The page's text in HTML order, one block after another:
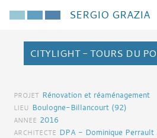
SERGIO GRAZIA
CITYLIGHT - TOURS DU
PROJET Rénovation et réaménagement
LIEU Boulogne-Billancourt (92)
ANNEE 2016
ARCHITECTE DPA - Dominique Perrault